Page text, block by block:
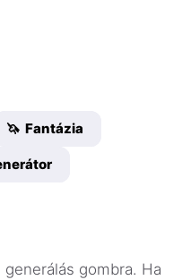
🦄 Fantázia
gombra. Ha